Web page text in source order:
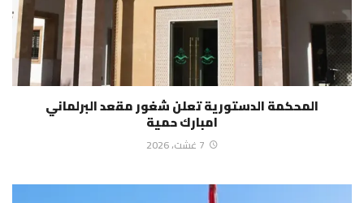
المحكمة الدستورية تعلن شغور مقعد البرلماني
امبارك حمية
7 غشت، 2026